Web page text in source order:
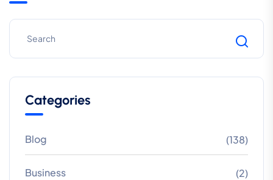
Categories
Blog (138)
Business (2)